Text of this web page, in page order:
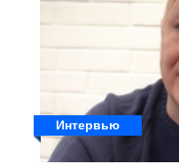
Интервью